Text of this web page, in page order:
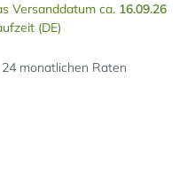
Versanddatum ca. 16.09.26
(DE)
monatlichen Raten